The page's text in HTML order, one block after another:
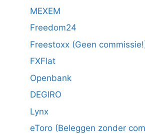
MEXEM
Freedom24
Freestoxx (Geen
FXFlat
Openbank
DEGIRO
Lynx
eToro (Beleggen zonder